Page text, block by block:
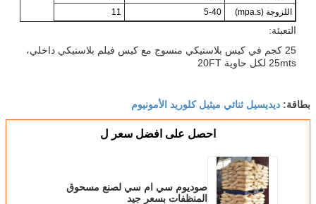
اللزوجة (mpa.s)
5-40
11
التعبئة:
25 كجم في كيس بلاستيكي منسوج مع كيس فيلم بلاستيكي داخلي،
25mts لكل حاوية 20FT
بطاقة: ديديسيل ثنائي ميثيل كلوريد الأمونيوم
احصل على افضل سعر ل
صوديوم سي ام سي لصنع مسحوق
المنظفات بسعر جيد